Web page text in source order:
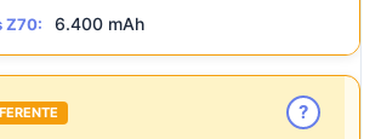
Z70: 6.400 mAh
?